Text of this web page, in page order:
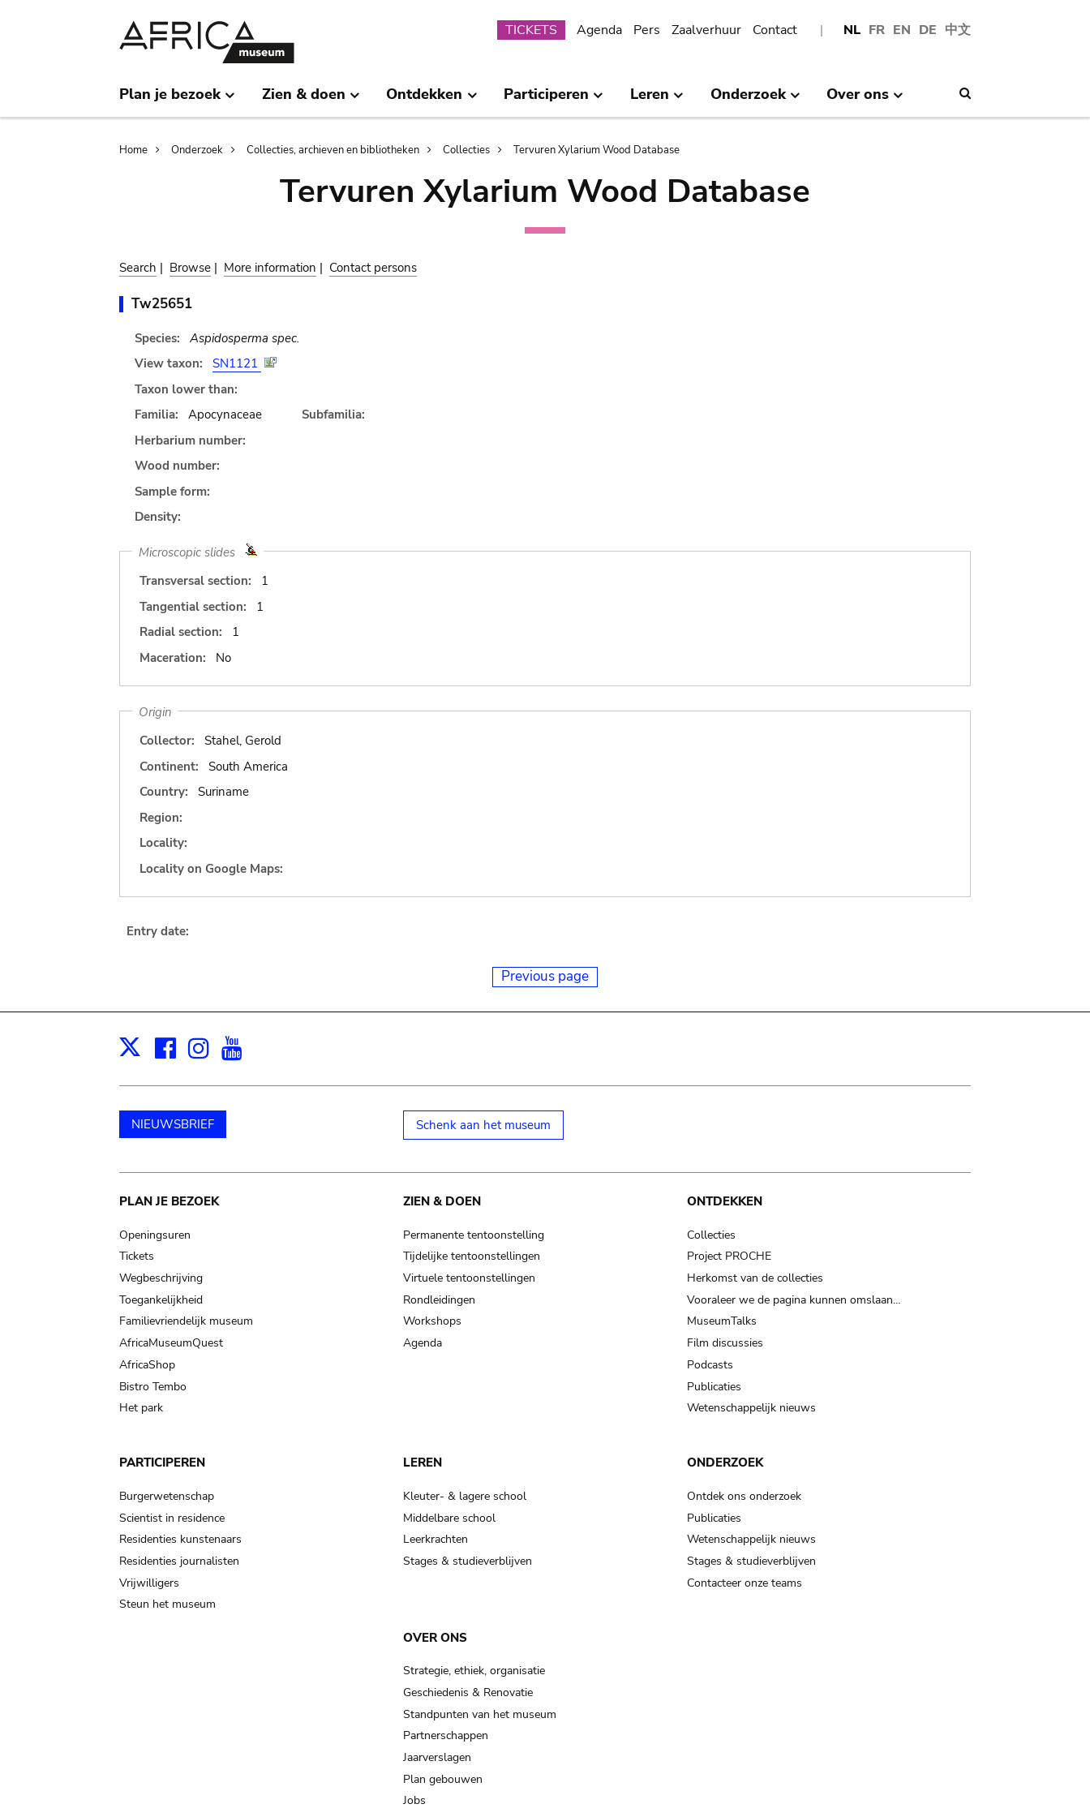
NL FR EN DE 中文
Submenu
TICKETS Agenda Pers Zaalverhuur Contact
Plan je bezoek Zien & doen Ontdekken Participeren Leren Onderzoek Over ons
Breadcrumb
Home Onderzoek Collecties, archieven en bibliotheken Collecties Tervuren Xylarium Wood Database
Tervuren Xylarium Wood Database
Search | Browse | More information | Contact persons
Tw25651
Species:
Aspidosperma spec.
View taxon:
SN1121
Taxon lower than:
Familia:
Apocynaceae
Subfamilia:
Herbarium number:
Wood number:
Sample form:
Density:
Microscopic slides
Transversal section:
1
Tangential section:
1
Radial section:
1
Maceration:
No
Origin
Collector:
Stahel, Gerold
Continent:
South America
Country:
Suriname
Region:
Locality:
Locality on Google Maps:
Entry date:
Previous page
X Facebook
Instagram
NIEUWSBRIEF Schenk aan het museum
Main
navigation
PLAN JE BEZOEK
Openingsuren
Tickets
Wegbeschrijving
Toegankelijkheid
Familievriendelijk museum
AfricaMuseumQuest
AfricaShop
Bistro Tembo
Het park
ZIEN & DOEN
Permanente tentoonstelling
Tijdelijke tentoonstellingen
Virtuele tentoonstellingen
Rondleidingen
Workshops
Agenda
ONTDEKKEN
Collecties
Project PROCHE
Herkomst van de collecties
Vooraleer we de pagina kunnen omslaan…
MuseumTalks
Film discussies
Podcasts
Publicaties
Wetenschappelijk nieuws
PARTICIPEREN
Burgerwetenschap
Scientist in residence
Residenties kunstenaars
Residenties journalisten
Vrijwilligers
Steun het museum
LEREN
Kleuter- & lagere school
Middelbare school
Leerkrachten
Stages & studieverblijven
ONDERZOEK
Ontdek ons onderzoek
Publicaties
Wetenschappelijk nieuws
Stages & studieverblijven
Contacteer onze teams
OVER ONS
Strategie, ethiek, organisatie
Geschiedenis & Renovatie
Standpunten van het museum
Partnerschappen
Jaarverslagen
Plan gebouwen
Jobs